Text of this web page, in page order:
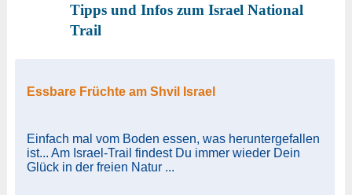
Tipps und Infos zum Israel National
Trail
Essbare Früchte am Shvil Israel
Einfach mal vom Boden essen, was heruntergefallen
ist... Am Israel-Trail findest Du immer wieder Dein
Glück in der freien Natur ...